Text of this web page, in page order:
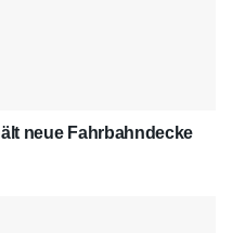
neue Fahrbahndecke